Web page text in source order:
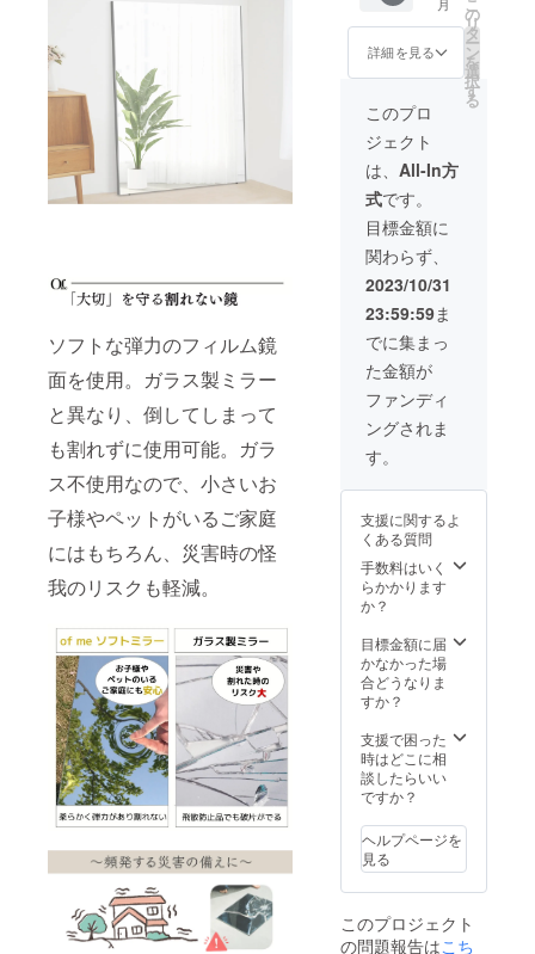
ソフトな弾力のフィルム鏡
面を使用。ガラス製ミラー
と異なり、倒してしまって
も割れずに使用可能。ガラ
ス不使用なので、小さいお
子様やペットがいるご家庭
にはもちろん、災害時の怪
我のリスクも軽減。
ラー重
量：2kg
※送料込
す。
ルバー/
ナチュ
ラル/
ト/ブ
ラック
※プルボ
タンで
４色か
ら選べ
ます。
■サイ
ズ：
50×160
cm ■素
材：‎高
透過
フィル
ム ■ミ
ラー重
量：
2.7kg ※
値段で
ラー
（立て
掛け
式）で
あなた
の生活
をもっ
と快適
にしま
せん
か？ 通
常販売
価格
69,800
円より
10,000
円OFF
です！
■カラー
展開 シ
ルバー/
ナチュ
ラル/
ト/ブ
※プルボ
タンで
４色か
ら選べ
ます。
ズ：
140×18
0cm ■
素材：‎
フィル
ム ■ミ
ラー重
量：
送料込
みのお
値段で
す。
詳細を見る
の
リ
タ
ー
ン
を
選
択
す
る
このプロ
ジェクト
は、 All-In方
式です。
目標金額に
関わらず、
2023/10/31
23:59:59ま
でに集まっ
た金額が
ファンディ
ングされま
す。
支援に関するよ
くある質問
手数料はいく
らかかります
か？
目標金額に届
かなかった場
合どうなりま
すか？
支援で困った
時はどこに相
談したらいい
ですか？
ヘルプページを
見る
このプロジェクト
の問題報告はこち